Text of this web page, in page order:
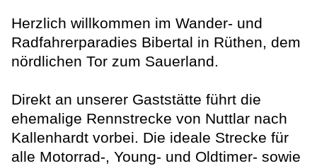
Herzlich willkommen im Wander- und
Radfahrerparadies Bibertal in Rüthen, dem
nördlichen Tor zum Sauerland.
Direkt an unserer Gaststätte führt die
ehemalige Rennstrecke von Nuttlar nach
Kallenhardt vorbei. Die ideale Strecke für
alle Motorrad-, Young- und Oldtimer- sowie